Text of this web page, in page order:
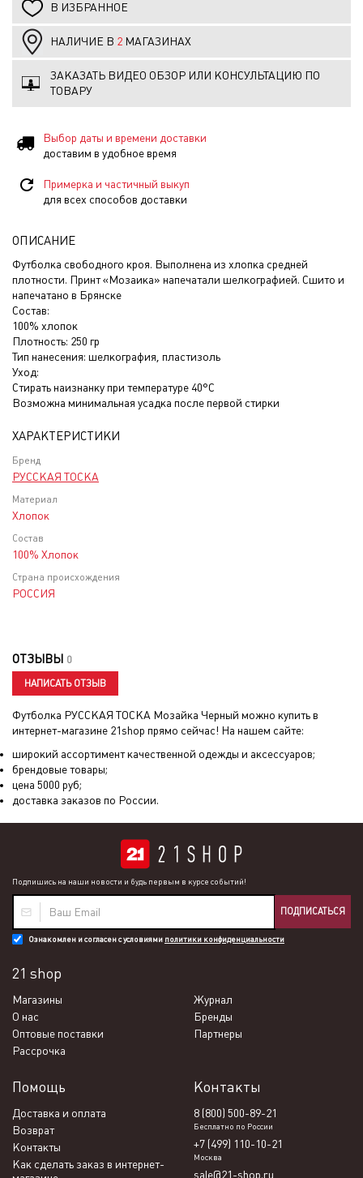
В ИЗБРАННОЕ
НАЛИЧИЕ В 2 МАГАЗИНАХ
ЗАКАЗАТЬ ВИДЕО ОБЗОР ИЛИ КОНСУЛЬТАЦИЮ ПО
ТОВАРУ
Выбор даты и времени доставки
доставим в удобное время
Примерка и частичный выкуп
для всех способов доставки
ОПИСАНИЕ
Футболка свободного кроя. Выполнена из хлопка средней
плотности. Принт «Мозаика» напечатали шелкографией. Сшито и
напечатано в Брянске
Состав:
100% хлопок
Плотность: 250 гр
Тип нанесения: шелкография, пластизоль
Уход:
Стирать наизнанку при температуре 40°C
Возможна минимальная усадка после первой стирки
ХАРАКТЕРИСТИКИ
Бренд
РУССКАЯ ТОСКА
Материал
Хлопок
Состав
100% Хлопок
Страна происхождения
РОССИЯ
ОТЗЫВЫ 0
НАПИСАТЬ ОТЗЫВ
Футболка РУССКАЯ ТОСКА Мозайка Черный можно купить в
интернет-магазине 21shop прямо сейчас! На нашем сайте:
широкий ассортимент качественной одежды и аксессуаров;
брендовые товары;
цена 5000 руб;
доставка заказов по России.
Подпишись на наши новости и будь первым в курсе событий!
ПОДПИСАТЬСЯ
Ознакомлен и согласен с условиями политики конфиденциальности
21 shop
Магазины
Журнал
О нас
Бренды
Оптовые поставки
Партнеры
Рассрочка
Помощь
Доставка и оплата
Возврат
Контакты
Как сделать заказ в интернет-
Контакты
8 (800) 500-89-21
Бесплатно по России
+7 (499) 110-10-21
Москва
sale@21-shop.ru